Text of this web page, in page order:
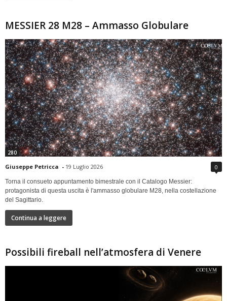
MESSIER 28 M28 – Ammasso Globulare
280
Giuseppe Petricca - 19 Luglio 2026 0
Torna il consueto appuntamento bimestrale con il Catalogo Messier:
protagonista di questa uscita è l'ammasso globulare M28, nella costellazione
del Sagittario.
Continua a leggere
Possibili fireball nell’atmosfera di Venere